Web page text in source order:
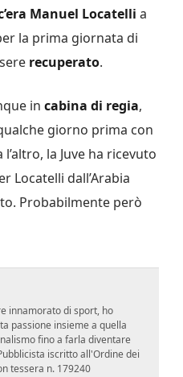
Manuel Locatelli a
la prima giornata di
recuperato.
in cabina di regia,
giorno prima con
la Juve ha ricevuto
Locatelli dall’Arabia
Probabilmente però
innamorato di sport, ho
passione insieme a quella
fino a farla diventare
iscritto all'Ordine dei
tessera n. 179240